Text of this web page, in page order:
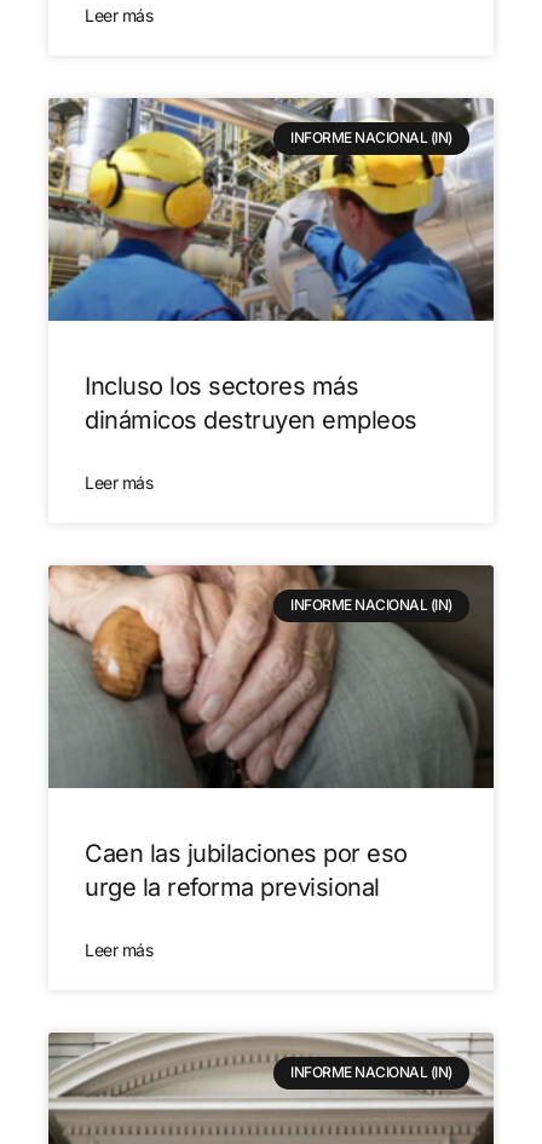
Leer más
INFORME NACIONAL (IN)
Incluso los sectores más
dinámicos destruyen empleos
Leer más
INFORME NACIONAL (IN)
Caen las jubilaciones por eso
urge la reforma previsional
Leer más
INFORME NACIONAL (IN)